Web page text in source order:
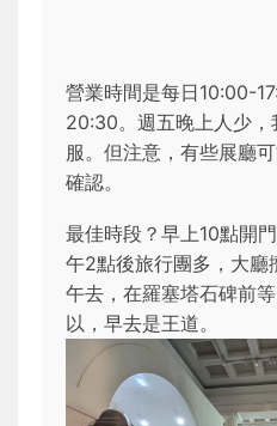
營業時間是每日10:00-
20:30。週五晚上人少，
服。但注意，有些展廳
確認。
最佳時段？早上10點開
午2點後旅行團多，大廳
午去，在羅塞塔石碑前
以，早去是王道。